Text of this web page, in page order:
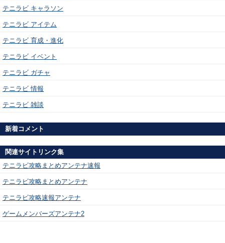
テニラビ キャラソン
テニラビ アイテム
テニラビ 育成・進化
テニラビ イベント
テニラビ ガチャ
テニラビ 情報
テニラビ 雑談
新着コメント
関連サイトリンク集
テニラビ攻略まとめアンテナ速報
テニラビ攻略まとめアンテナ
テニラビ攻略速報アンテナ
ゲームメンバーズアンテナ2